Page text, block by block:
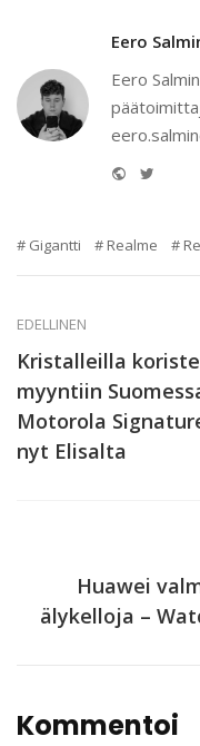
Eero
Eero
Website
Gigantti Realme
EDELLINEN
Kristalleilla
myyntiin
Motorola
nyt Elisalta
Huawei
älykelloja –
Kommentoi